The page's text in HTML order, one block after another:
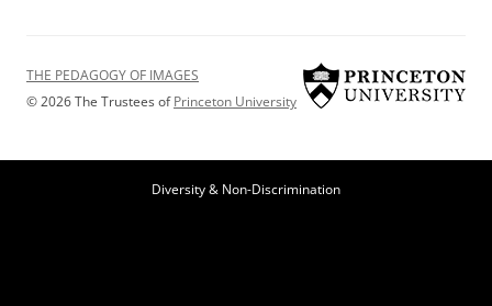
THE PEDAGOGY OF IMAGES
© 2026 The Trustees ofPrinceton University
Diversity & Non-Discrimination